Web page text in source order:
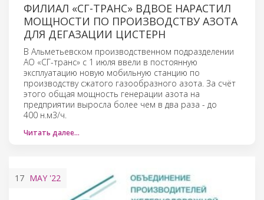
ФИЛИАЛ «СГ-ТРАНС» ВДВОЕ НАРАСТИЛ
МОЩНОСТИ ПО ПРОИЗВОДСТВУ АЗОТА
ДЛЯ ДЕГАЗАЦИИ ЦИСТЕРН
В Альметьевском производственном подразделении
АО «СГ-транс» с 1 июля ввели в постоянную
эксплуатацию новую мобильную станцию по
производству сжатого газообразного азота. За счёт
этого общая мощность генерации азота на
предприятии выросла более чем в два раза - до
400 н.м3/ч.
Читать далее…
17 MAY '22